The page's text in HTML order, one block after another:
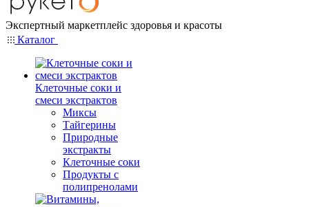
Экспертный маркетплейс здоровья и красоты
Каталог
Клеточные соки и
смеси экстрактов
Миксы
Тайгерины
Природные
экстракты
Клеточные соки
Продукты с
полипренолами